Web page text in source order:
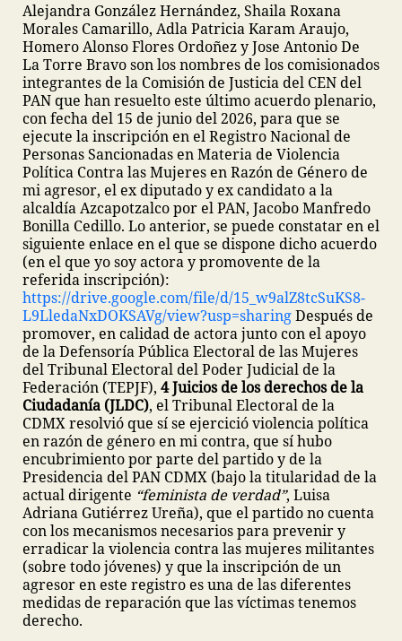
Alejandra González Hernández, Shaila Roxana
Morales Camarillo, Adla Patricia Karam Araujo,
Homero Alonso Flores Ordoñez y Jose Antonio De
La Torre Bravo son los nombres de los comisionados
integrantes de la Comisión de Justicia del CEN del
PAN que han resuelto este último acuerdo plenario,
con fecha del 15 de junio del 2026, para que se
ejecute la inscripción en el Registro Nacional de
Personas Sancionadas en Materia de Violencia
Política Contra las Mujeres en Razón de Género de
mi agresor, el ex diputado y ex candidato a la
alcaldía Azcapotzalco por el PAN, Jacobo Manfredo
Bonilla Cedillo. Lo anterior, se puede constatar en el
siguiente enlace en el que se dispone dicho acuerdo
(en el que yo soy actora y promovente de la
referida inscripción):
https://drive.google.com/file/d/15_w9alZ8tcSuKS8-
L9LledaNxDOKSAVg/view?usp=sharingDespués de
promover, en calidad de actora junto con el apoyo
de la Defensoría Pública Electoral de las Mujeres
del Tribunal Electoral del Poder Judicial de la
Federación (TEPJF), 4 Juicios de los derechos de la
Ciudadanía (JLDC), el Tribunal Electoral de la
CDMX resolvió que sí se ejercició violencia política
en razón de género en mi contra, que sí hubo
encubrimiento por parte del partido y de la
Presidencia del PAN CDMX (bajo la titularidad de la
actual dirigente “feminista de verdad”, Luisa
Adriana Gutiérrez Ureña), que el partido no cuenta
con los mecanismos necesarios para prevenir y
erradicar la violencia contra las mujeres militantes
(sobre todo jóvenes) y que la inscripción de un
agresor en este registro es una de las diferentes
medidas de reparación que las víctimas tenemos
derecho.